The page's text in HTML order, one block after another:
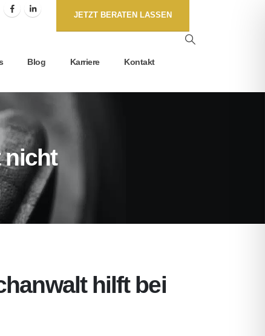
JETZT BERATEN LASSEN
Blog Karriere Kontakt
nicht
hilft bei